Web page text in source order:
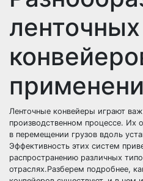
ленточных
Ленточные конвейеры играют
производственном процессе. Их
в перемещении грузов вдоль
Эффективность этих систем
распространению различных
отраслях.Разберем подробнее,